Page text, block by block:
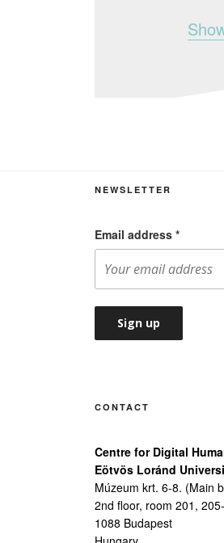
NEWSLETTER
Email address *
CONTACT
Centre for Digital
Eötvös Loránd
Múzeum krt. 6-8. (Main
2nd floor, room 201,
1088 Budapest